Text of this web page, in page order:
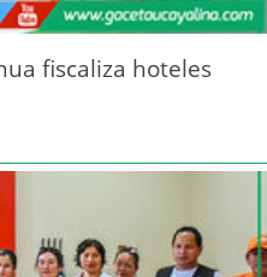
fiscaliza hoteles